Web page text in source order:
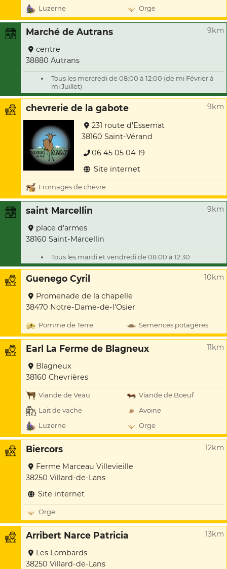
Luzerne
Orge
Marché de Autrans 9km
centre
38880 Autrans
Tous les mercredi de 08:00 à 12:00 (de mi Février à
mi Juillet)
chevrerie de la gabote 9km
231 route d'Essemat
38160 Saint-Vérand
06 45 05 04 19
Site internet
Fromages de chèvre
saint Marcellin 9km
place d'armes
38160 Saint-Marcellin
Tous les mardi et vendredi de 08:00 à 12:30
Guenego Cyril 10km
Promenade de la chapelle
38470 Notre-Dame-de-l'Osier
Pomme de Terre Semences potagères
Earl La Ferme de Blagneux 11km
Blagneux
38160 Chevrières
Viande de Veau
Viande de Boeuf
Lait de vache
Avoine
Luzerne
Orge
Biercors 12km
Ferme Marceau Villevieille
38250 Villard-de-Lans
Site internet
Orge
Arribert Narce Patricia 13km
Les Lombards
38250 Villard-de-Lans